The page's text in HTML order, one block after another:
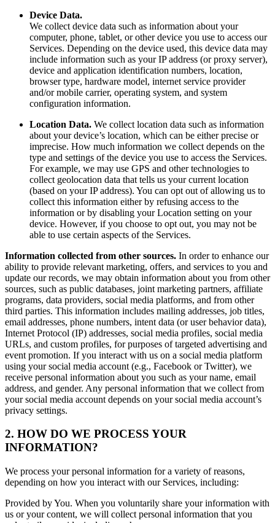
Device Data.
We collect device data such as information about your
computer, phone, tablet, or other device you use to access our
Services. Depending on the device used, this device data may
include information such as your IP address (or proxy server),
device and application identification numbers, location,
browser type, hardware model, internet service provider
and/or mobile carrier, operating system, and system
configuration information.
Location Data. We collect location data such as information
about your device’s location, which can be either precise or
imprecise. How much information we collect depends on the
type and settings of the device you use to access the Services.
For example, we may use GPS and other technologies to
collect geolocation data that tells us your current location
(based on your IP address). You can opt out of allowing us to
collect this information either by refusing access to the
information or by disabling your Location setting on your
device. However, if you choose to opt out, you may not be
able to use certain aspects of the Services.
Information collected from other sources. In order to enhance our
ability to provide relevant marketing, offers, and services to you and
update our records, we may obtain information about you from other
sources, such as public databases, joint marketing partners, affiliate
programs, data providers, social media platforms, and from other
third parties. This information includes mailing addresses, job titles,
email addresses, phone numbers, intent data (or user behavior data),
Internet Protocol (IP) addresses, social media profiles, social media
URLs, and custom profiles, for purposes of targeted advertising and
event promotion. If you interact with us on a social media platform
using your social media account (e.g., Facebook or Twitter), we
receive personal information about you such as your name, email
address, and gender. Any personal information that we collect from
your social media account depends on your social media account’s
privacy settings.
2. HOW DO WE PROCESS YOUR
INFORMATION?
We process your personal information for a variety of reasons,
depending on how you interact with our Services, including:
Provided by You. When you voluntarily share your information with
us or your content, we will collect personal information that you